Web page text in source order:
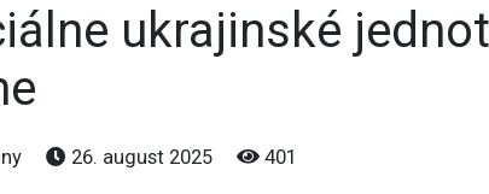
26. august 2025 401